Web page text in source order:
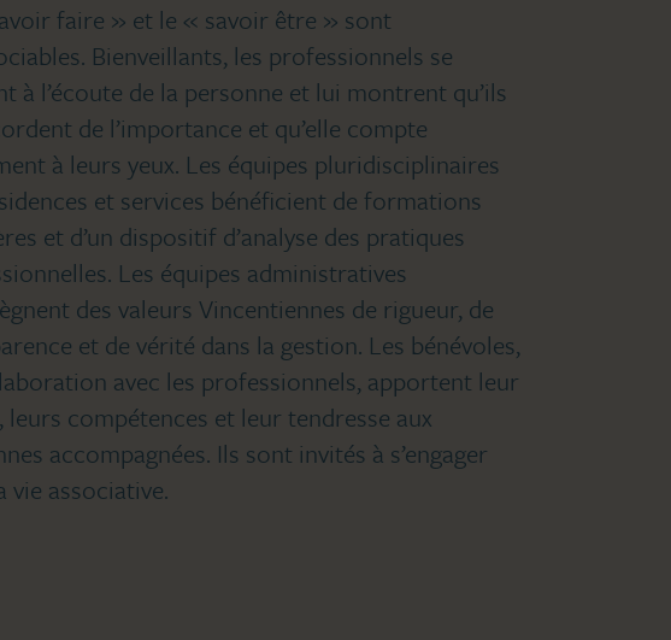
faire » et le « savoir être » sont
Bienveillants, les professionnels se
à l’écoute de la personne et lui montrent qu’ils
de l’importance et qu’elle compte
à leurs yeux. Les équipes pluridisciplinaires
et services bénéficient de formations
et d’un dispositif d’analyse des pratiques
Les équipes administratives
des valeurs Vincentiennes de rigueur, de
et de vérité dans la gestion. Les bénévoles,
avec les professionnels, apportent leur
leurs compétences et leur tendresse aux
accompagnées. Ils sont invités à s’engager
vie associative.